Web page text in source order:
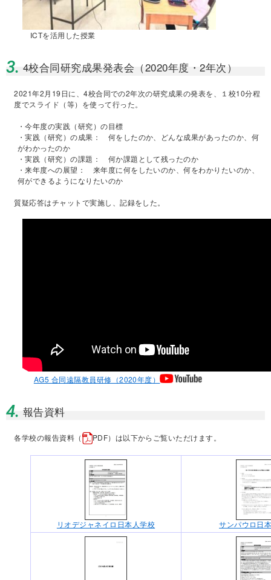
ICTを活用した授業
3. 4校合同研究成果発表会（2020年度・2年次）
2021年2月19日に、4校合同での2年次の研究成果の発表を、１校10分程
度でスライド（等）を使って行った。
・今年度の実践（研究）の目標
・実践（研究）の成果： 何をしたのか、どんな成果があったのか、何
がわかったのか
・実践（研究）の課題： 何か課題として残ったのか
・来年度への展望： 来年度に何をしたいのか、何をわかりたいのか、
何ができるようになりたいのか
質疑応答はチャットで実施し、記録をした。
AG5 合同遠隔教員研修（2020年度）
4. 報告資料
各学校の報告資料（ PDF）は以下からご覧いただけます。
リオデジャネイロ日本人学校 サンパウロ日